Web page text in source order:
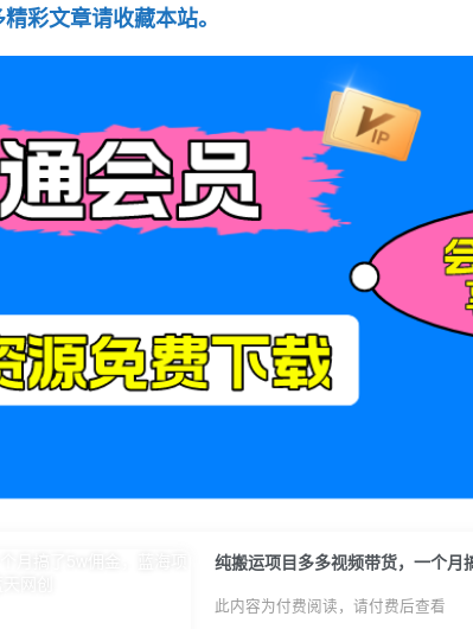
彩文章请收藏本站。
此内容为付费阅读，请付费后查看